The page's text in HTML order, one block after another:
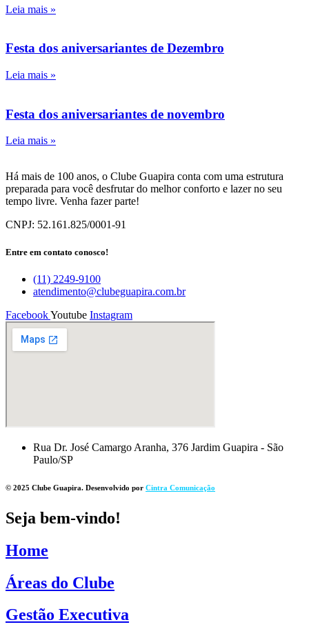
Leia mais »
Festa dos aniversariantes de Dezembro
Leia mais »
Festa dos aniversariantes de novembro
Leia mais »
Há mais de 100 anos, o Clube Guapira conta com uma estrutura
preparada para você desfrutar do melhor conforto e lazer no seu
tempo livre. Venha fazer parte!
CNPJ: 52.161.825/0001-91
Entre em contato conosco!
(11) 2249-9100
atendimento@clubeguapira.com.br
FacebookYoutube Instagram
Rua Dr. José Camargo Aranha, 376 Jardim Guapira - São
Paulo/SP
© 2025 Clube Guapira. Desenvolvido por Cintra Comunicação
Seja bem-vindo!
Home
Áreas do Clube
Gestão Executiva